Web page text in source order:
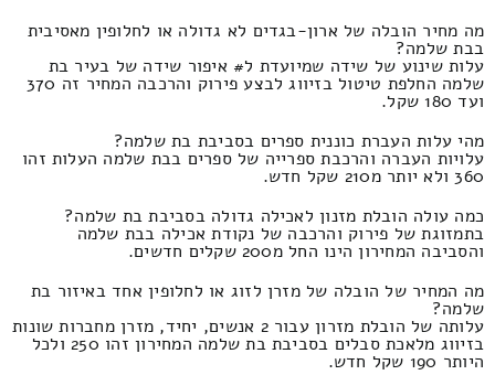
מה מחיר הובלה של ארון-בגדים לא גדולה או לחלופין מאסיבית
בבת שלמה?
עלות שינוע של שידה שמיועדת ל# איפור שידה של בעיר בת
שלמה החלפת טיטול בזיווג לבצע פירוק והרכבה המחיר זה 370
ועד 180 שקל.
מהי עלות העברת כוננית ספרים בסביבת בת שלמה?
עלויות העברה והרכבת ספרייה של ספרים בבת שלמה העלות זהו
360 ולא יותר מ210 שקל חדש.
כמה עולה הובלת מזנון לאכילה גדולה בסביבת בת שלמה?
בתמזוגת של פירוק והרכבה של נקודת אכילה בבת שלמה
והסביבה המחירון הינו החל מ200 שקלים חדשים.
מה המחיר של הובלה של מזרן לזוג או לחלופין אחד באיזור בת
שלמה?
עלותה של הובלת מזרון עבור 2 אנשים, יחיד, מזרן מחברות שונות
בזיווג מלאכת סבלים בסביבת בת שלמה המחירון זהו 250 ולכל
היותר 190 שקל חדש.